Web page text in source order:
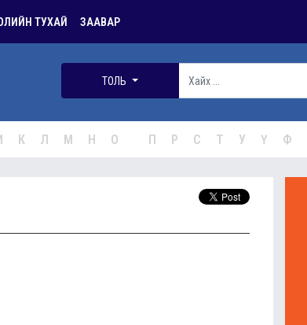
ТУХАЙ ЗААВАР
ТОЛЬ
К Л М Н О П Р С Т У Ү Ф